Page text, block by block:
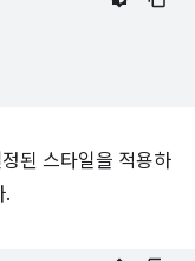
된 스타일을 적용하
.